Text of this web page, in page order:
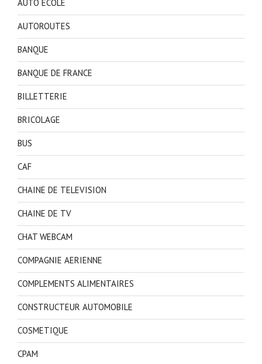
AUTO ECOLE
AUTOROUTES
BANQUE
BANQUE DE FRANCE
BILLETTERIE
BRICOLAGE
BUS
CAF
CHAINE DE TELEVISION
CHAINE DE TV
CHAT WEBCAM
COMPAGNIE AERIENNE
COMPLEMENTS ALIMENTAIRES
CONSTRUCTEUR AUTOMOBILE
COSMETIQUE
CPAM